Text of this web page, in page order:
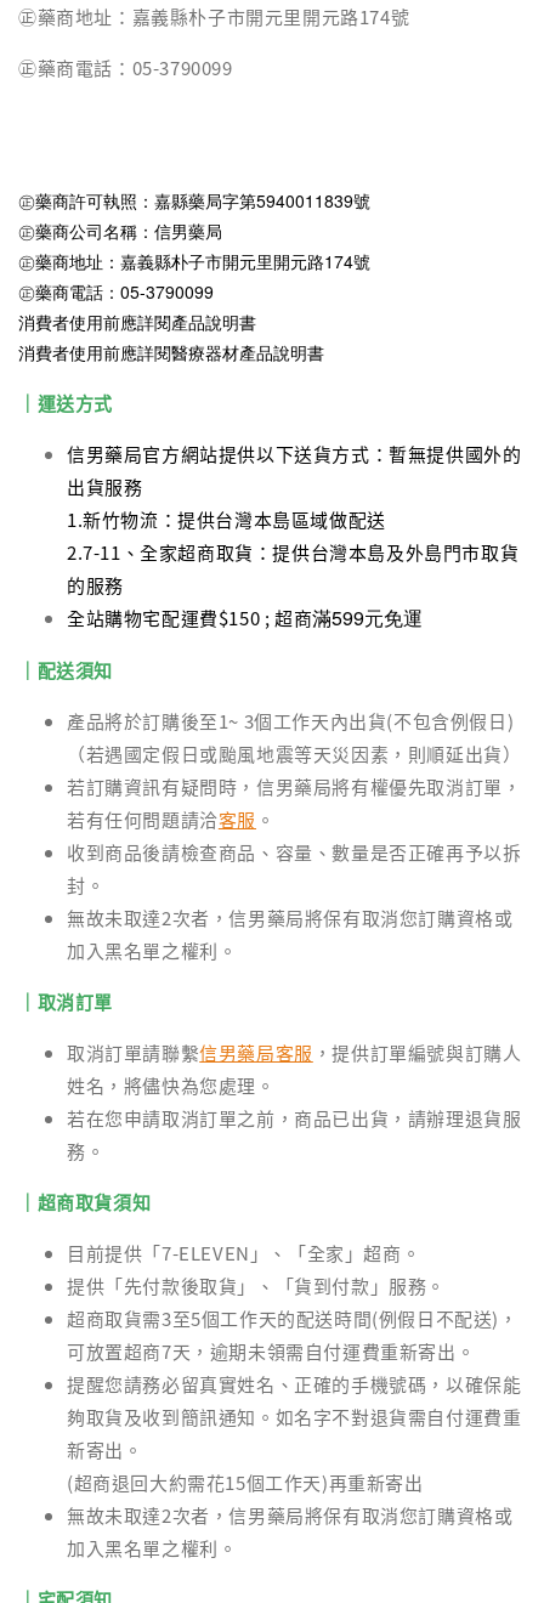
㊣藥商地址：嘉義縣朴子市開元里開元路174號
㊣藥商電話：05-3790099
㊣藥商許可執照：嘉縣藥局字第5940011839號
㊣藥商公司名稱：信男藥局
㊣藥商地址：嘉義縣朴子市開元里開元路174號
㊣藥商電話：05-3790099
消費者使用前應詳閱產品說明書
消費者使用前應詳閱醫療器材產品說明書
｜運送方式
信男藥局官方網站提供以下送貨方式：暫無提供國外的
出貨服務
1.新竹物流：提供台灣本島區域做配送
2.7-11、全家超商取貨：提供台灣本島及外島門市取貨
的服務
全站購物宅配運費$150 ; 超商滿599元免運
｜配送須知
產品將於訂購後至1~ 3個工作天內出貨(不包含例假日)
（若遇國定假日或颱風地震等天災因素，則順延出貨）
若訂購資訊有疑問時，信男藥局將有權優先取消訂單，
若有任何問題請洽客服 。
收到商品後請檢查商品、容量、數量是否正確再予以拆
封。
無故未取達2次者，信男藥局將保有取消您訂購資格或
加入黑名單之權利。
｜取消訂單
取消訂單請聯繫信男藥局客服 ，提供訂單編號與訂購人
姓名，將儘快為您處理。
若在您申請取消訂單之前，商品已出貨，請辦理退貨服
務。
｜超商取貨須知
目前提供「7-ELEVEN」、「全家」超商。
提供「先付款後取貨」、「貨到付款」服務。
超商取貨需3至5個工作天的配送時間(例假日不配送)，
可放置超商7天，逾期未領需自付運費重新寄出。
提醒您請務必留真實姓名、正確的手機號碼，以確保能
夠取貨及收到簡訊通知。如名字不對退貨需自付運費重
新寄出。
(超商退回大約需花15個工作天)再重新寄出
無故未取達2次者，信男藥局將保有取消您訂購資格或
加入黑名單之權利。